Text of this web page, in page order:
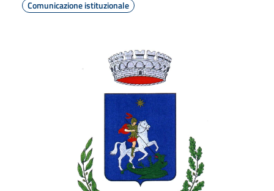
Comunicazione istituzionale